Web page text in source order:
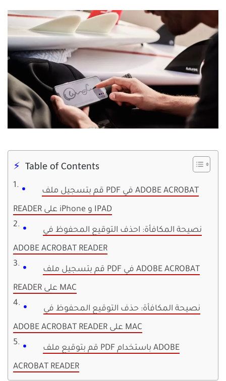
Table of Contents
قم بتسجيل ملف PDF في ADOBE ACROBAT
READER على iPhone و IPAD
نصيحة المكافأة: احذف التوقيع المحفوظ في
ADOBE ACROBAT READER
قم بتسجيل ملف PDF في ADOBE ACROBAT
READER على MAC
نصيحة المكافأة: حذف التوقيع المحفوظ في
ADOBE ACROBAT READER على MAC
قم بتوقيع ملف PDF باستخدام ADOBE
ACROBAT READER